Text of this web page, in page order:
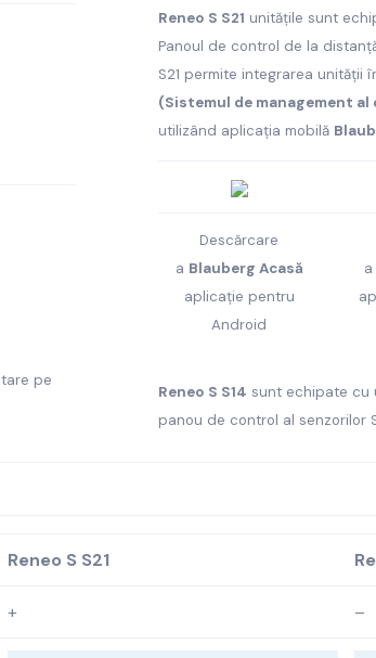
pe
Reneo S S21 unitățile sunt
Panoul de control de la
S21 permite integrarea unității
(Sistemul de management al
utilizând aplicația mobilă
Descărcare
a Blauberg Acasă
aplicație pentru
Android
a
Reneo S S14 sunt echipate cu
panou de control al senzorilor
Reneo S S21
+ –